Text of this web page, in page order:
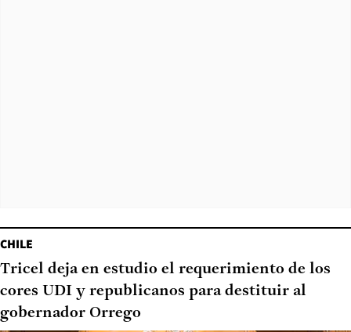
CHILE
Tricel deja en estudio el requerimiento de los
cores UDI y republicanos para destituir al
gobernador Orrego